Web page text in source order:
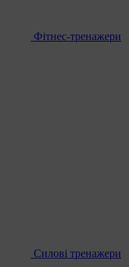
Фітнес-тренажери
Силові тренажери